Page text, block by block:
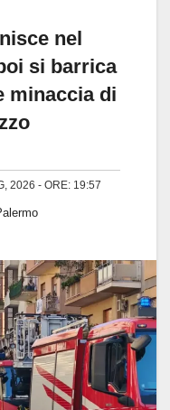
nel
si barrica
minaccia di
2026 - ORE: 19:57